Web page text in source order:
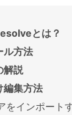
とは？
ル方法
解説
編集方法
をインポート